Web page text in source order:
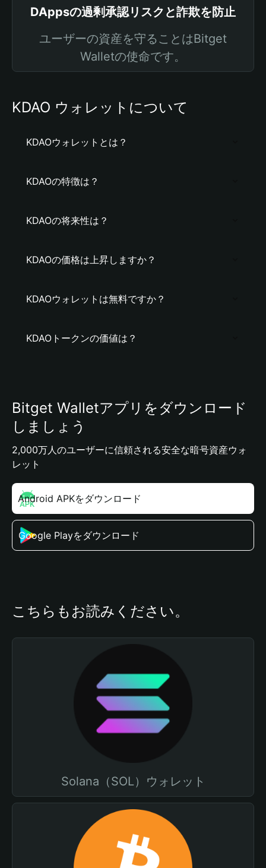
DAppsの過剰承認リスクと詐欺を防止
ユーザーの資産を守ることはBitget
Walletの使命です。
KDAO ウォレットについて
KDAOウォレットとは？
KDAOの特徴は？
KDAOの将来性は？
KDAOの価格は上昇しますか？
KDAOウォレットは無料ですか？
KDAOトークンの価値は？
Bitget Walletアプリをダウンロード
しましょう
2,000万人のユーザーに信頼される安全な暗号資産ウォ
レット
Android APKをダウンロード
Google Playをダウンロード
こちらもお読みください。
Solana（SOL）ウォレット